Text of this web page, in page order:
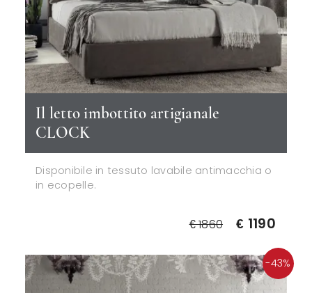
Il letto imbottito artigianale
CLOCK
Disponibile in tessuto lavabile antimacchia o
in ecopelle.
€ 1860 € 1190
-43%